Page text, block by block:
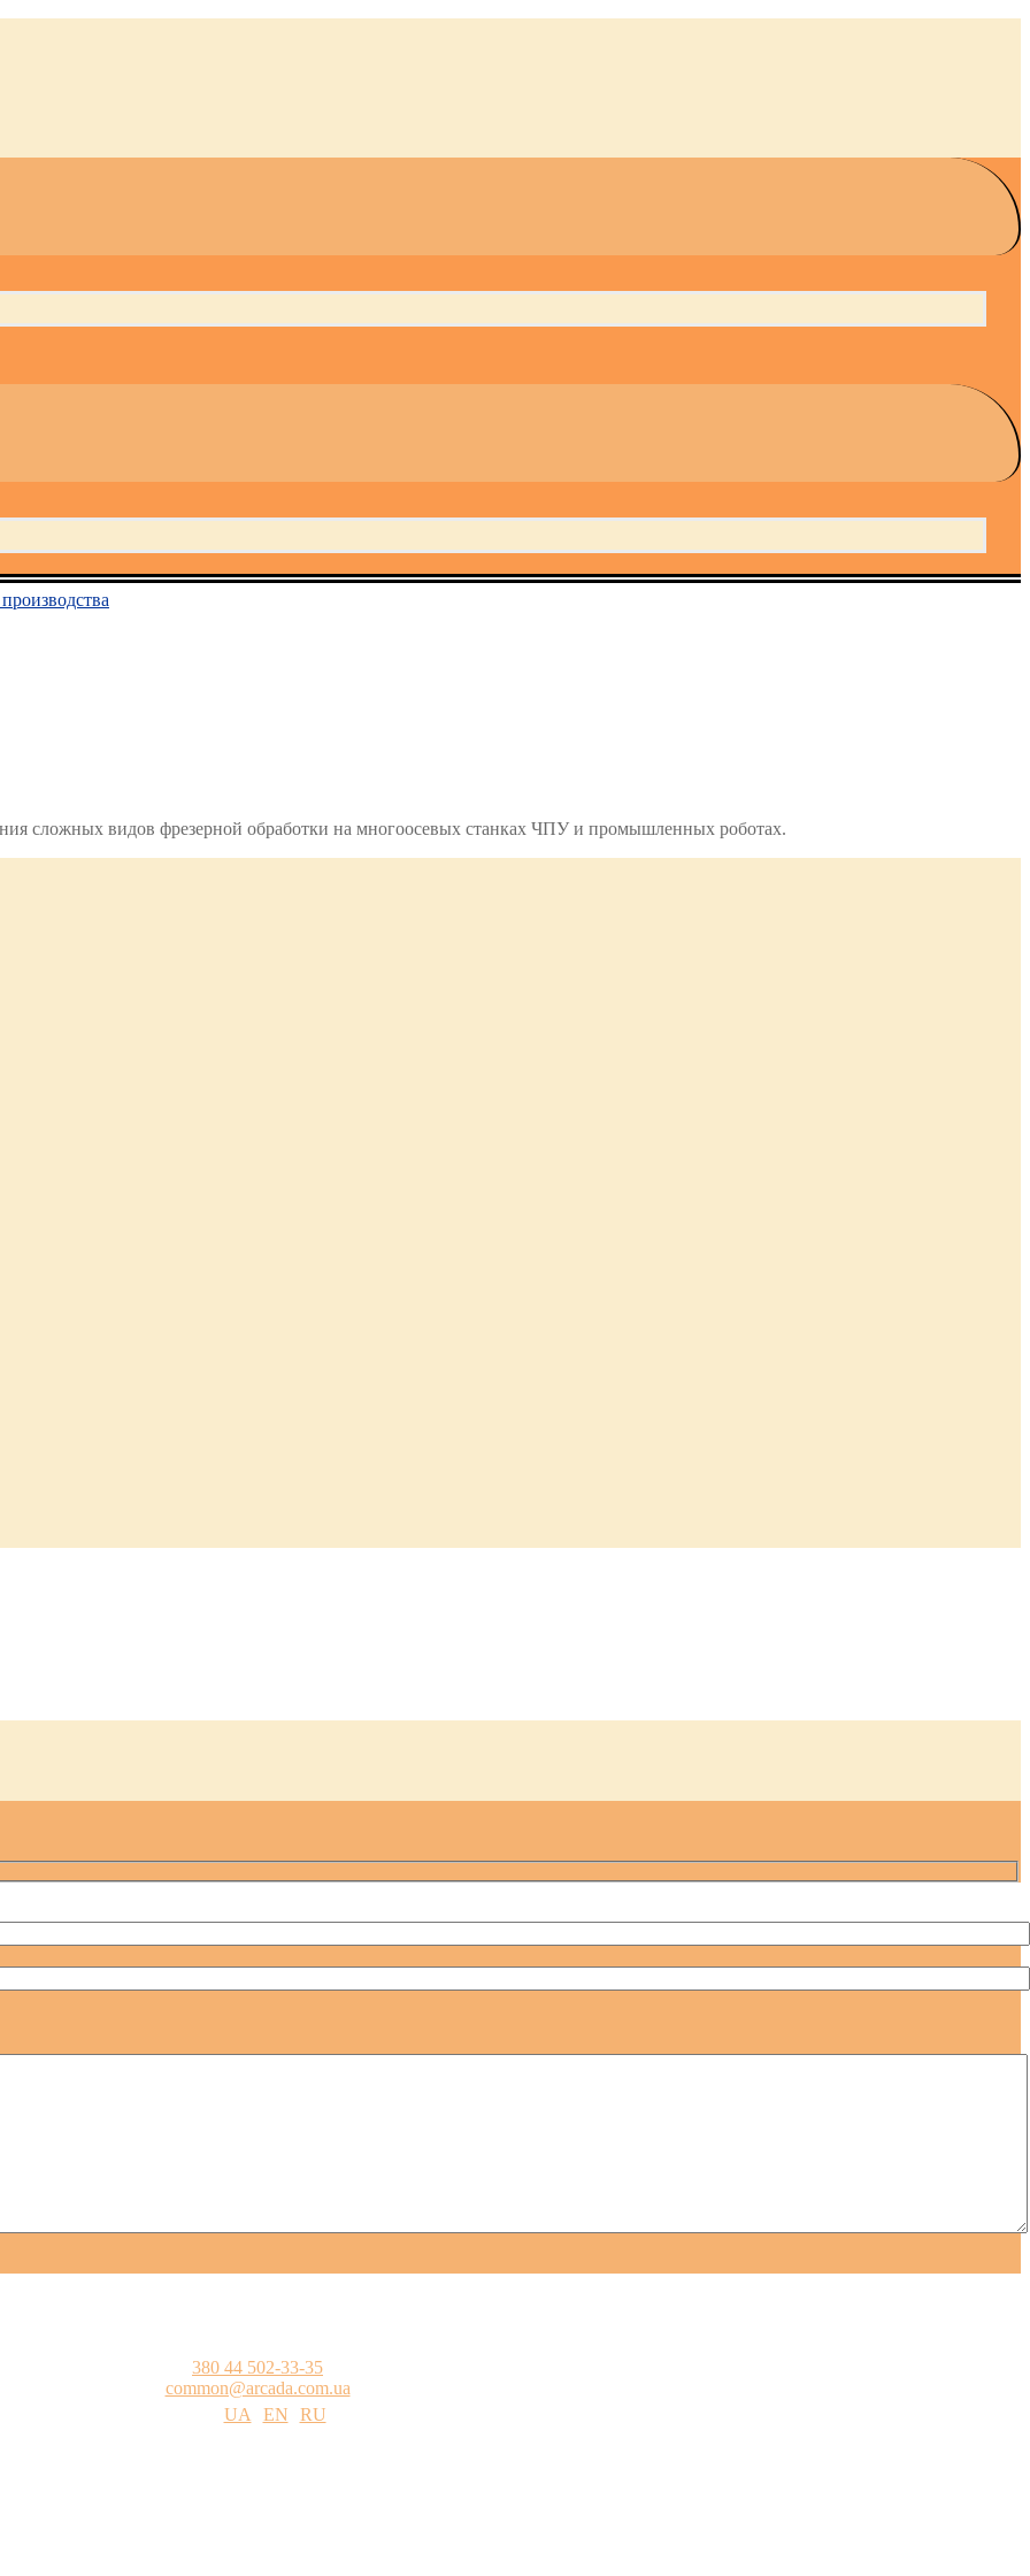
сложных видов фрезерной обработки на многоосевых станках ЧПУ и промышленных роботах.
380 44 502-33-35
common@arcada.com.ua
UA
EN
RU